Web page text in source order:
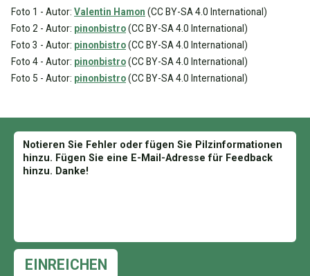
Foto 1 - Autor: Valentin Hamon (CC BY-SA 4.0 International)
Foto 2 - Autor: pinonbistro(CC BY-SA 4.0 International)
Foto 3 - Autor: pinonbistro(CC BY-SA 4.0 International)
Foto 4 - Autor: pinonbistro(CC BY-SA 4.0 International)
Foto 5 - Autor: pinonbistro(CC BY-SA 4.0 International)
EINREICHEN